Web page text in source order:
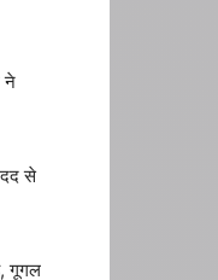
ने
से
गूगल